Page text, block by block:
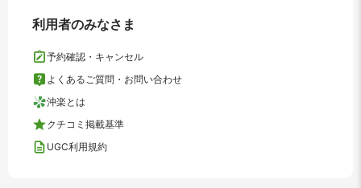
利用者のみなさま
予約確認・キャンセル
よくあるご質問・お問い合わせ
沖楽とは
クチコミ掲載基準
UGC利用規約